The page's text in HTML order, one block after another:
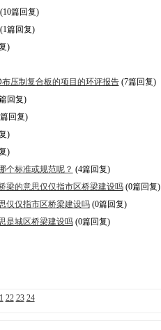
篇回复)
(1篇回复)
)
压制复合板的项目的环评报告(7篇回复)
回复)
回复)
)
)
个标准或规范呢？ (4篇回复)
梁的意思仅仅指市区桥梁建设吗(0篇回复)
仅仅指市区桥梁建设吗(0篇回复)
是城区桥梁建设吗(0篇回复)
22 23 24